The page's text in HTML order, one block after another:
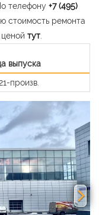
телефону +7 (495)
стоимость ремонта
тут
выпуска
произв.